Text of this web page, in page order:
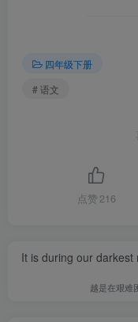
四年级下册
# 语文
点赞 216
It is during our
越是在艰难